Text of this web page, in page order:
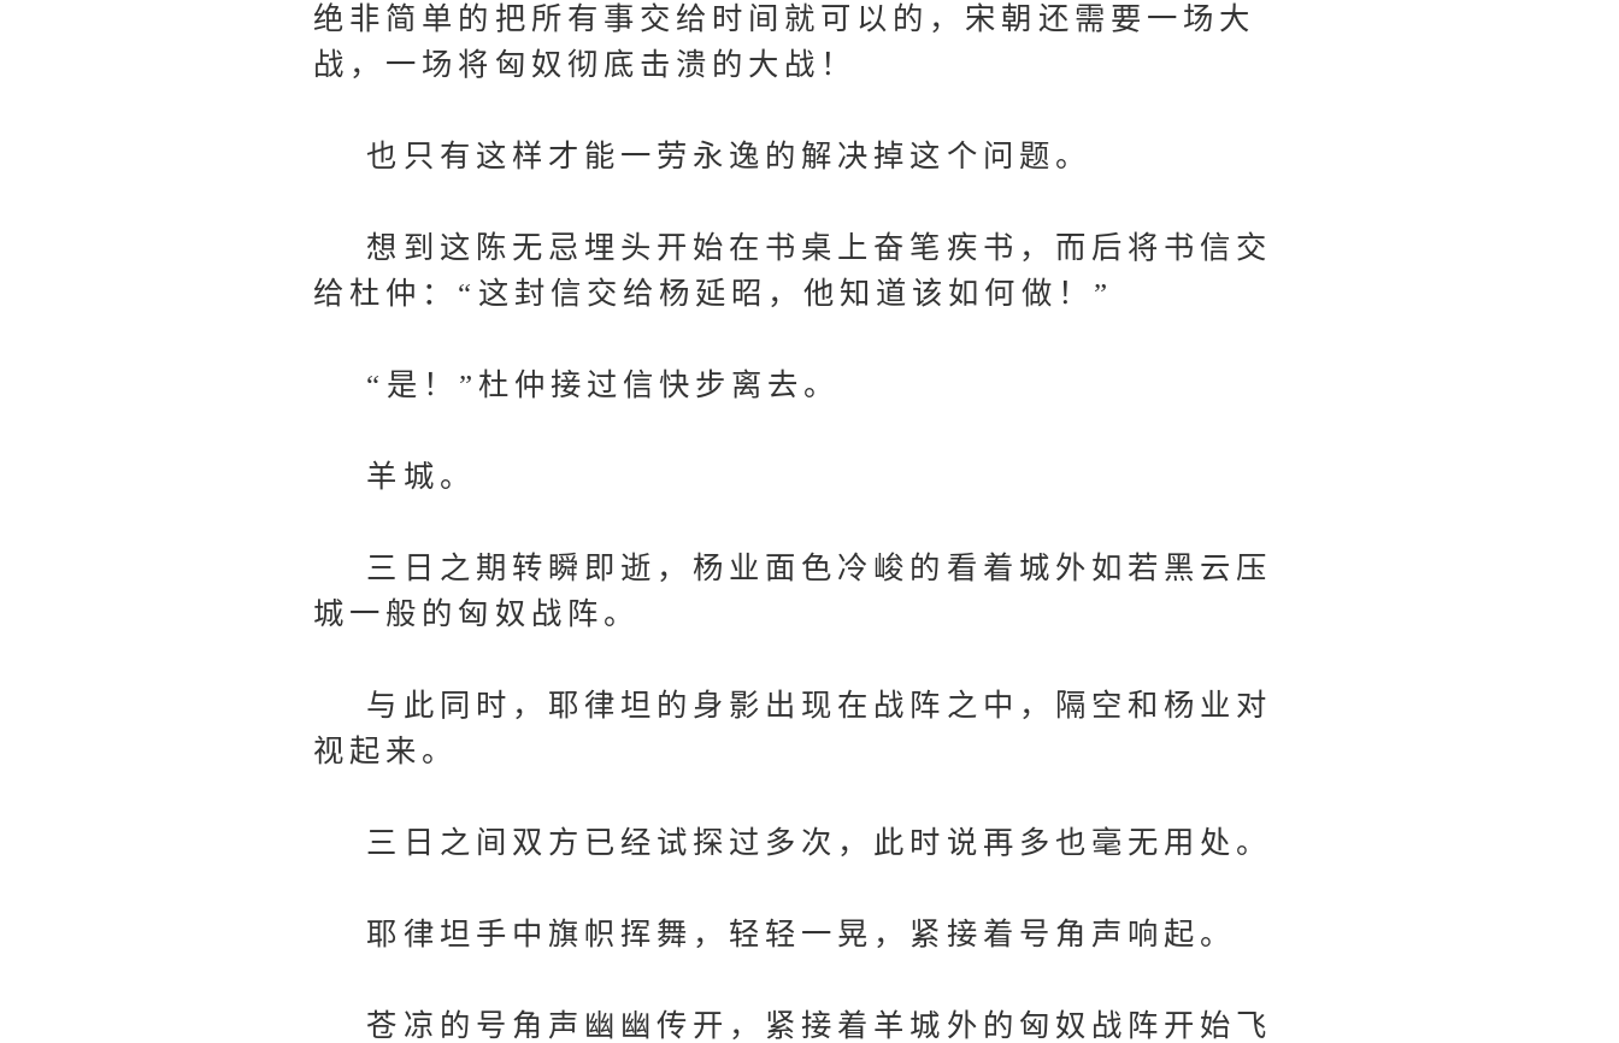
绝非简单的把所有事交给时间就可以的，宋朝还需要一场大
战，一场将匈奴彻底击溃的大战！
也只有这样才能一劳永逸的解决掉这个问题。
想到这陈无忌埋头开始在书桌上奋笔疾书，而后将书信交
给杜仲：“这封信交给杨延昭，他知道该如何做！”
“是！”杜仲接过信快步离去。
羊城。
三日之期转瞬即逝，杨业面色冷峻的看着城外如若黑云压
城一般的匈奴战阵。
与此同时，耶律坦的身影出现在战阵之中，隔空和杨业对
视起来。
三日之间双方已经试探过多次，此时说再多也毫无用处。
耶律坦手中旗帜挥舞，轻轻一晃，紧接着号角声响起。
苍凉的号角声幽幽传开，紧接着羊城外的匈奴战阵开始飞